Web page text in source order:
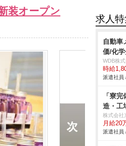
装オープン
求人
自動車
価/化
WDB株
時給
派遣社員
「寮
造・工
株式会社
月給20
派遣社員